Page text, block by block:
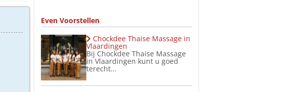
Even Voorstellen
Chockdee Thaise Massage in
Vlaardingen
Bij Chockdee Thaise Massage
in Vlaardingen kunt u goed
terecht...